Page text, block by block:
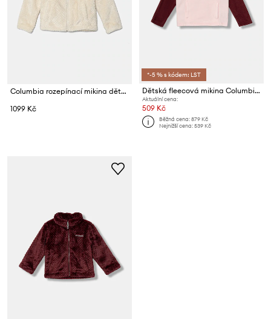
Columbia rozepínací mikina dětská fleecová Fire Side
1099 Kč
*-5 % s kódem: LST
Dětská fleecová mikina Columbia Steens Mtn
Aktuální cena:
509 Kč
Běžná cena:879 Kč
Nejnižší cena:539 Kč